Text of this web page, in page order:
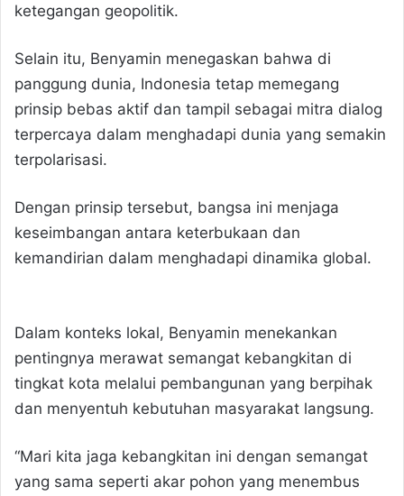
ketegangan geopolitik.
Selain itu, Benyamin menegaskan bahwa di
panggung dunia, Indonesia tetap memegang
prinsip bebas aktif dan tampil sebagai mitra dialog
terpercaya dalam menghadapi dunia yang semakin
terpolarisasi.
Dengan prinsip tersebut, bangsa ini menjaga
keseimbangan antara keterbukaan dan
kemandirian dalam menghadapi dinamika global.
Dalam konteks lokal, Benyamin menekankan
pentingnya merawat semangat kebangkitan di
tingkat kota melalui pembangunan yang berpihak
dan menyentuh kebutuhan masyarakat langsung.
“Mari kita jaga kebangkitan ini dengan semangat
yang sama seperti akar pohon yang menembus